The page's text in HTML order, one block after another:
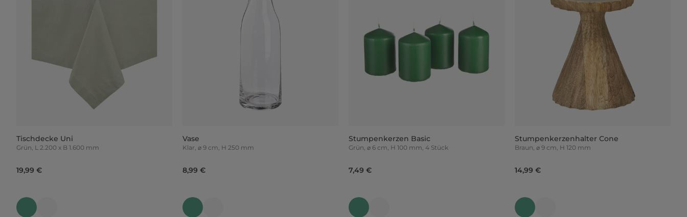
Tischdecke Uni
Grün, L 2.200 x B 1.600 mm
19,99 €
Vase
Klar, ⌀ 9 cm, H 250 mm
8,99 €
Stumpenkerzen Basic
Grün, ⌀ 6 cm, H 100 mm, 4 Stück
7,49 €
Stumpenkerzenhalter Cone
Braun, ⌀ 9 cm, H 120 mm
14,99 €